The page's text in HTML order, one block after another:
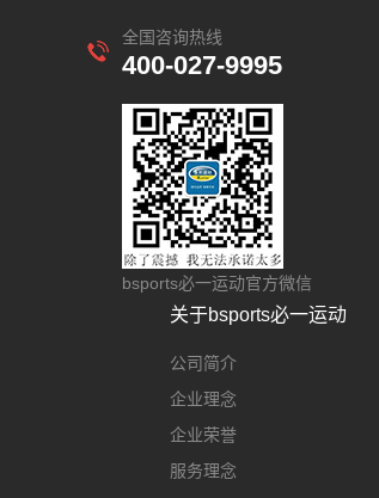
全国咨询热线
400-027-9995
bsports必一运动官方微信
关于bsports必一运动
公司简介
企业理念
企业荣誉
服务理念